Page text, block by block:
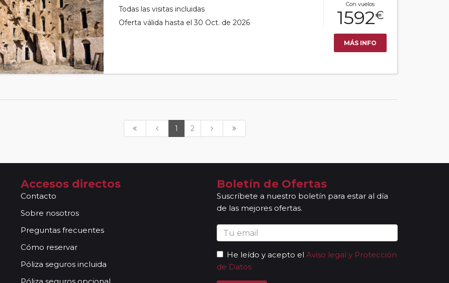
Todas las visitas incluidas
Oferta válida hasta el 30 Oct. de 2026
Con vuelos
1592€
MÁS INFO
1 2
Accesos directos
Contacto
Sobre nosotros
Preguntas frecuentes
Cómo reservar
Póliza seguros incluida
Boletín de Ofertas
Suscríbete a nuestro boletín para estar al día
de las mejores ofertas.
He leído y acepto el Aviso legal y Protección
de Datos